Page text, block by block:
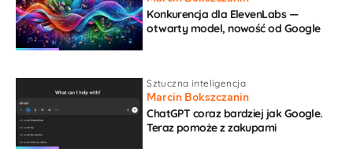
Konkurencja dla ElevenLabs —
otwarty model, nowość od Google
Sztuczna inteligencja
Marcin Bokszczanin
ChatGPT coraz bardziej jak Google.
Teraz pomoże z zakupami